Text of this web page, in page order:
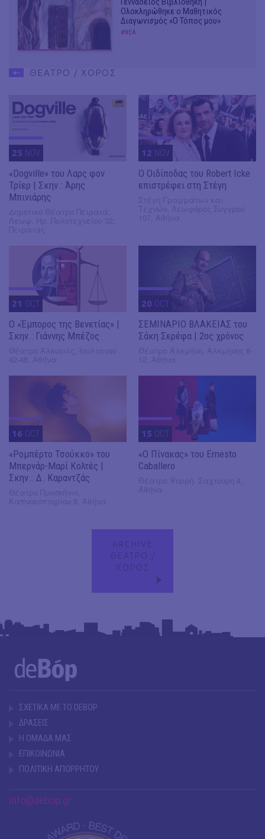
Ολοκληρώθηκε ο Μαθητικός
Διαγωνισμός «Ο Τόπος μου»
#ΝΕΑ
ΘΕΑΤΡΟ / ΧΟΡΟΣ
25 NOV
«Dogville» του Λαρς φον
Τρίερ | Σκην.: Άρης
Μπινιάρης
12 NOV
O Οιδίποδας του Robert Icke
επιστρέφει στη Στέγη
21 OCT
Ο «Έμπορος της Βενετίας» |
Σκην.: Γιάννης Μπέζος
20 OCT
ΣΕΜΙΝΑΡΙΟ ΒΛΑΚΕΙΑΣ του
Σάκη Σερέφα | 2ος χρόνος
16 OCT
«Ρομπέρτο Τσούκκο» του
Μπερνάρ-Μαρί Κολτές |
Σκην.: Δ. Καραντζάς
15 OCT
«Ο Πίνακας» του Ernesto
Caballero
ARCHIVE
ΘΕΑΤΡΟ /
ΧΟΡΟΣ
ΣΧΕΤΙΚΑ ΜΕ ΤΟ DEBOP
ΔΡΑΣΕΙΣ
Η ΟΜΑΔΑ ΜΑΣ
ΕΠΙΚΟΙΝΩΝΙΑ
ΠΟΛΙΤΙΚΗ ΑΠΟΡΡΗΤΟΥ
info@debop.gr